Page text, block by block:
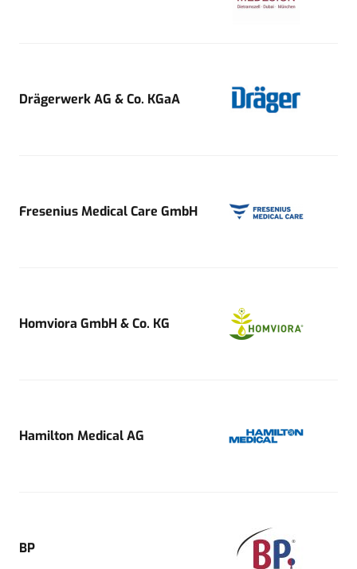
Drägerwerk AG & Co. KGaA
Fresenius Medical Care GmbH
Homviora GmbH & Co. KG
Hamilton Medical AG
BP